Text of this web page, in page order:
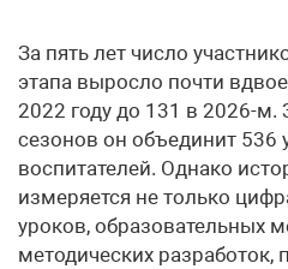
За пять лет число
этапа выросло почти
2022 году до 131 в 2026-м.
сезонов он объединит 536
воспитателей. Однако
измеряется не только
уроков, образовательных
методических